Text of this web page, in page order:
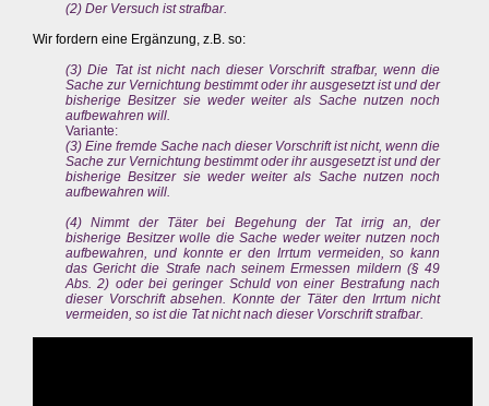
(2) Der Versuch ist strafbar.
Wir fordern eine Ergänzung, z.B. so:
(3) Die Tat ist nicht nach dieser Vorschrift strafbar, wenn die
Sache zur Vernichtung bestimmt oder ihr ausgesetzt ist und der
bisherige Besitzer sie weder weiter als Sache nutzen noch
aufbewahren will.
Variante:
(3) Eine fremde Sache nach dieser Vorschrift ist nicht, wenn die
Sache zur Vernichtung bestimmt oder ihr ausgesetzt ist und der
bisherige Besitzer sie weder weiter als Sache nutzen noch
aufbewahren will.
(4) Nimmt der Täter bei Begehung der Tat irrig an, der
bisherige Besitzer wolle die Sache weder weiter nutzen noch
aufbewahren, und konnte er den Irrtum vermeiden, so kann
das Gericht die Strafe nach seinem Ermessen mildern (§ 49
Abs. 2) oder bei geringer Schuld von einer Bestrafung nach
dieser Vorschrift absehen. Konnte der Täter den Irrtum nicht
vermeiden, so ist die Tat nicht nach dieser Vorschrift strafbar.